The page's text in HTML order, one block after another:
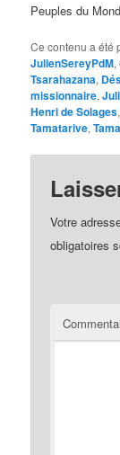
Peuples du
Ce contenu a été
JulienSereyPdM,
Tsarahazana,
missionnaire,
Henri de Solages
Tamatarive,
Votre
obligatoires